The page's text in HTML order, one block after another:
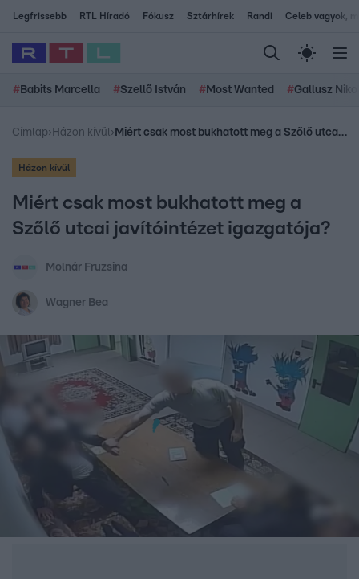
Legfrissebb RTL Híradó Fókusz Sztárhírek Randi Celeb vagyok,
# Babits Marcella #Szellő István # Most Wanted #Gallusz
Címlap› Házon kívül› Miért csak most bukhatott meg a Szőlő utcai javítóintézet igazgatója?
Házon kívül
Miért csak most bukhatott meg a
Szőlő utcai javítóintézet igazgatója?
Molnár Fruzsina
Wagner Bea